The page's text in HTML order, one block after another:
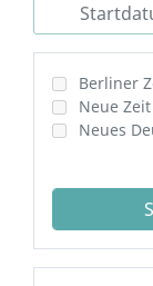
Berliner
Neue Zeit
Neues